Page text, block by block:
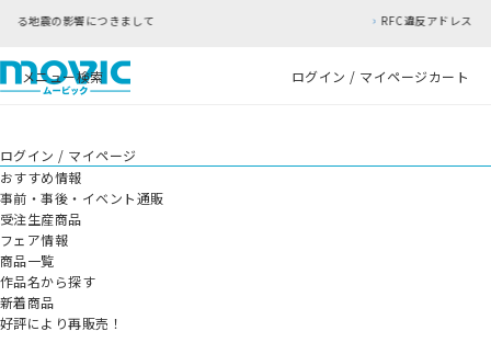
RFC違反アドレスのご利用について
メニュー検索 ログイン / マイページカート
ログイン / マイページ
おすすめ情報
事前・事後・イベント通販
受注生産商品
フェア情報
商品一覧
作品名から探す
新着商品
好評により再販売！